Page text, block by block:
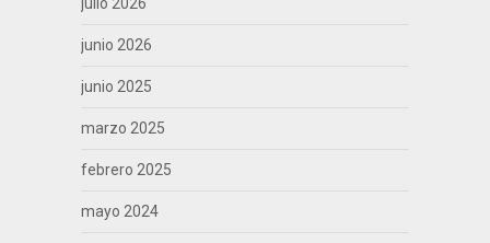
junio 2026
junio 2025
marzo 2025
febrero 2025
mayo 2024